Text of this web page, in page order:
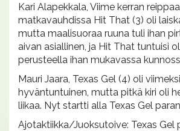
Kari Alapekkala, Viime kerran
matkavauhdissa Hit That (3) oli
mutta maalisuoraa ruuna tuli ihan
aivan asiallinen, ja Hit That tuntuisi
perusteella ihan mukavassa
Mauri Jaara, Texas Gel (4) oli
hyväntuntuinen, mutta pitkä kiri oli
liikaa. Nyt startti alla Texas Gel
Ajotaktiikka/Juoksutoive: Texas Gel